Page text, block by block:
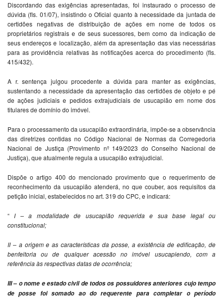
Discordando das exigências apresentadas, foi instaurado o processo de
dúvida (fls. 01/07), insistindo o Oficial quanto à necessidade da juntada de
certidões negativas de distribuição de ações em nome de todos os
proprietários registrais e de seus sucessores, bem como da indicação de
seus endereços e localização, além da apresentação das vias necessárias
para as providência relativas às notificações acerca do procedimento (fls.
415/432).
A r. sentença julgou procedente a dúvida para manter as exigências,
sustentando a necessidade da apresentação das certidões de objeto e pé
de ações judiciais e pedidos extrajudiciais de usucapião em nome dos
titulares de domínio do imóvel.
Para o processamento da usucapião extraordinária, impõe-se a observância
das diretrizes contidas no Código Nacional de Normas da Corregedoria
Nacional de Justiça (Provimento nº 149/2023 do Conselho Nacional de
Justiça), que atualmente regula a usucapião extrajudicial.
Dispõe o artigo 400 do mencionado provimento que o requerimento de
reconhecimento da usucapião atenderá, no que couber, aos requisitos da
petição inicial, estabelecidos no art. 319 do CPC, e indicará:
“ I – a modalidade de usucapião requerida e sua base legal ou
constitucional;
II – a origem e as características da posse, a existência de edificação, de
benfeitoria ou de qualquer acessão no imóvel usucapiendo, com a
referência às respectivas datas de ocorrência;
III – o nome e estado civil de todos os possuidores anteriores cujo tempo
de posse foi somado ao do requerente para completar o período